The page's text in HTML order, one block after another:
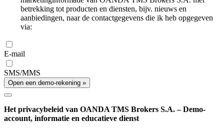
betrekking tot producten en diensten, bijv. nieuws en
aanbiedingen, naar de contactgegevens die ik heb opgegeven
via:
E-mail
SMS/MMS
Open een demo-rekening »
Het privacybeleid van OANDA TMS Brokers S.A. – Demo-
account, informatie en educatieve dienst